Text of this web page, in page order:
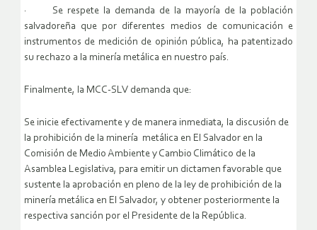
· Se respete la demanda de la mayoría de la población
salvadoreña que por diferentes medios de comunicación e
instrumentos de medición de opinión pública, ha patentizado
su rechazo a la minería metálica en nuestro país.
Finalmente, la MCC-SLV demanda que:
Se inicie efectivamente y de manera inmediata, la discusión de
la prohibición de la minería metálica en El Salvador en la
Comisión de Medio Ambiente y Cambio Climático de la
Asamblea Legislativa, para emitir un dictamen favorable que
sustente la aprobación en pleno de la ley de prohibición de la
minería metálica en El Salvador, y obtener posteriormente la
respectiva sanción por el Presidente de la República.